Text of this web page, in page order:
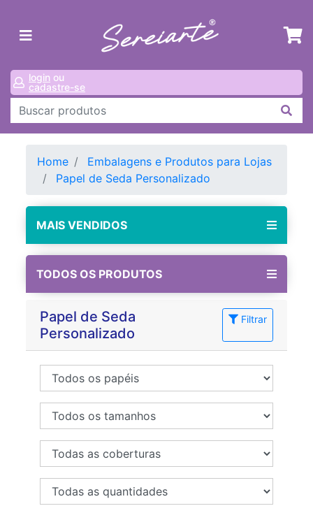
login ou
cadastre-se
Home
Embalagens e Produtos para Lojas
Papel de Seda Personalizado
MAIS VENDIDOS
TODOS OS PRODUTOS
Papel de Seda
Personalizado
Filtrar